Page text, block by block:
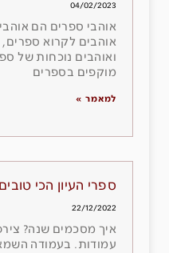
04/02/2023
אוהבי ספרים הם
אוהבים לקרוא ספרים,
ואוהבים נוכחות של
מוקפים בספרים
למאמר »
ספרי העיון הכי טובים
22/12/2022
איך מסכמים שנה?
עמודות. בעמודה